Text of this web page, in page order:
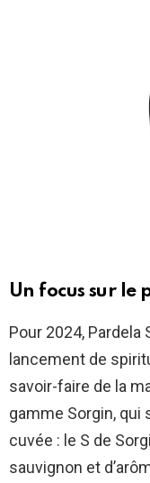
Un focus sur
Pour 2024,
lancement de
savoir-faire de la
gamme Sorgin, qui
cuvée : le S de
sauvignon et